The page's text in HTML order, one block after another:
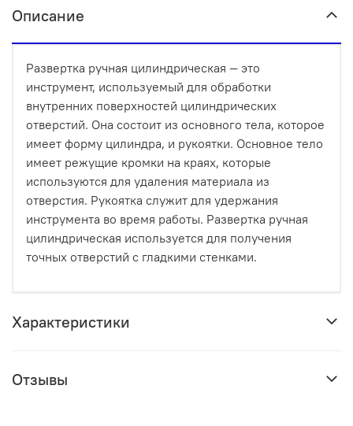
Описание
Развертка ручная цилиндрическая — это
инструмент, используемый для обработки
внутренних поверхностей цилиндрических
отверстий. Она состоит из основного тела, которое
имеет форму цилиндра, и рукоятки. Основное тело
имеет режущие кромки на краях, которые
используются для удаления материала из
отверстия. Рукоятка служит для удержания
инструмента во время работы. Развертка ручная
цилиндрическая используется для получения
точных отверстий с гладкими стенками.
Характеристики
Отзывы